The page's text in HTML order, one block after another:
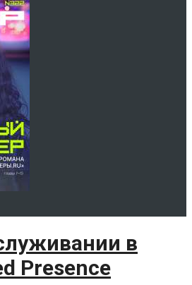
в
Presence